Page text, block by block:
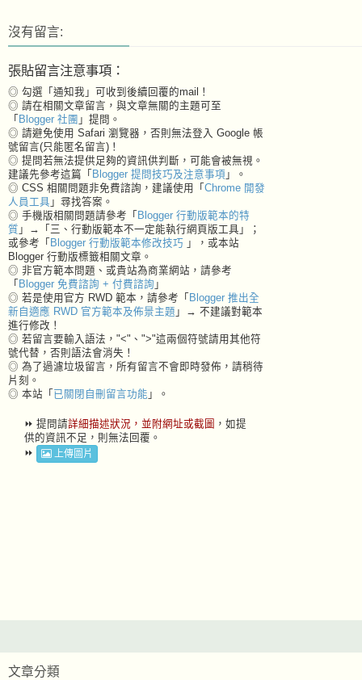
沒有留言:
張貼留言注意事項：
◎ 勾選「通知我」可收到後續回覆的mail！
◎ 請在相關文章留言，與文章無關的主題可至
「 Blogger 社團 」提問。
◎ 請避免使用 Safari 瀏覽器，否則無法登入 Google 帳
號留言(只能匿名留言)！
◎ 提問若無法提供足夠的資訊供判斷，可能會被無視。
建議先參考這篇「 Blogger 提問技巧及注意事項 」。
◎ CSS 相關問題非免費諮詢，建議使用「 Chrome 開發
人員工具 」尋找答案。
◎ 手機版相關問題請參考「 Blogger 行動版範本的特
質 」→「三、行動版範本不一定能執行網頁版工具」；
或參考「 Blogger 行動版範本修改技巧 」，或本站
Blogger 行動版標籤相關文章。
◎ 非官方範本問題、或貴站為商業網站，請參考
「 Blogger 免費諮詢 + 付費諮詢 」
◎ 若是使用官方 RWD 範本，請參考「 Blogger 推出全
新自適應 RWD 官方範本及佈景主題 」→ 不建議對範本
進行修改！
◎ 若留言要輸入語法，"<"、">"這兩個符號請用其他符
號代替，否則語法會消失！
◎ 為了過濾垃圾留言，所有留言不會即時發佈，請稍待
片刻。
◎ 本站「 已關閉自刪留言功能 」。
⏩ 提問請詳細描述狀況，並附網址或截圖 ，如提
供的資訊不足，則無法回覆。
⏩
上傳圖片
文章分類